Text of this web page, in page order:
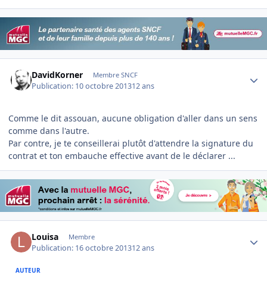
DavidKorner Membre SNCF
Publication: 10 octobre 201312 ans
Comme le dit assouan, aucune obligation d'aller dans un sens
comme dans l'autre.
Par contre, je te conseillerai plutôt d'attendre la signature du
contrat et ton embauche effective avant de le déclarer ...
Louisa Membre
Publication: 16 octobre 201312 ans
AUTEUR